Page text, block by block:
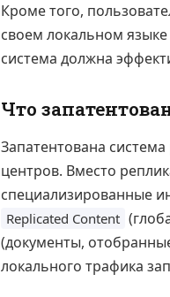
Кроме того,
своем локальном
система должна
Что
Запатентована
центров. Вместо
специализированные
Replicated Content
(документы,
локального трафика